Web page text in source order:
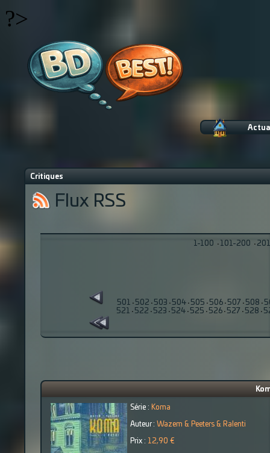
?>
Critiques
Flux RSS
1-100 · 101-200 ·
501 · 502 · 503 · 504 · 505 · 506 · 507 · 508 ·
521
· 522 · 523 · 524 · 525 · 526 · 527 · 528 ·
Série : Koma
Auteur : Wazem & Peeters & Ralenti
Prix : 12,90 €